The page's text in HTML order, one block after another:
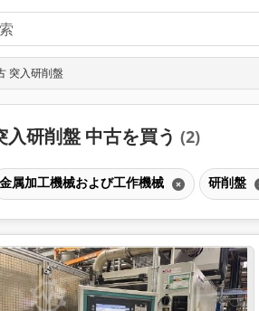
突入研削盤
入研削盤 中古を買う (2)
金属加工機械および工作機械 研削盤